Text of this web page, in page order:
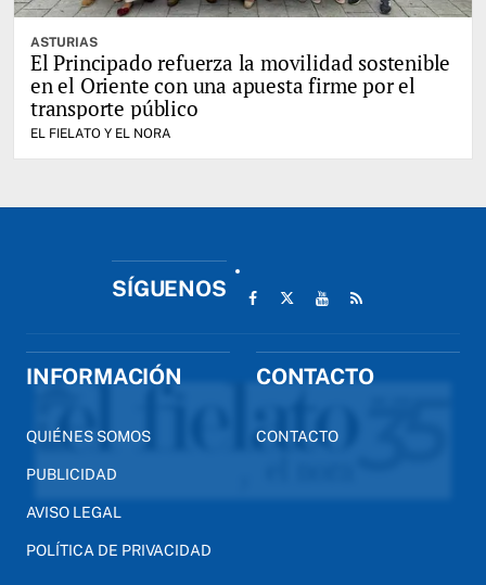
ASTURIAS
El Principado refuerza la movilidad sostenible
en el Oriente con una apuesta firme por el
transporte público
EL FIELATO Y EL NORA
SÍGUENOS
INFORMACIÓN
QUIÉNES SOMOS
PUBLICIDAD
AVISO LEGAL
POLÍTICA DE PRIVACIDAD
CONTACTO
CONTACTO